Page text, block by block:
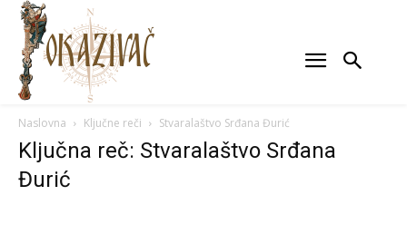
Naslovna Ključne reči Stvaralaštvo Srđana Đurić
Ključna reč: Stvaralaštvo Srđana
Đurić